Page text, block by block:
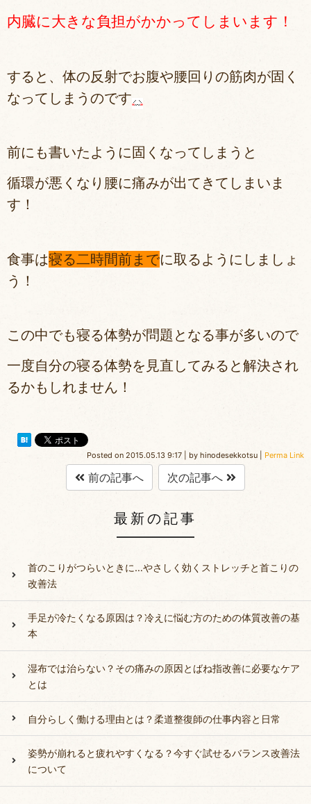
内臓に大きな負担がかかってしまいます！
すると、体の反射でお腹や腰回りの筋肉が固く
なってしまうのです
前にも書いたように固くなってしまうと
循環が悪くなり腰に痛みが出てきてしまいま
す！
食事は寝る二時間前までに取るようにしましょ
う！
この中でも寝る体勢が問題となる事が多いので
一度自分の寝る体勢を見直してみると解決され
るかもしれません！
Posted on 2015.05.13 9:17 by hinodesekkotsu Perma Link
前の記事へ 次の記事へ
最新の記事
首のこりがつらいときに…やさしく効くストレッチと首こりの
改善法
手足が冷たくなる原因は？冷えに悩む方のための体質改善の基
本
湿布では治らない？その痛みの原因とばね指改善に必要なケア
とは
自分らしく働ける理由とは？柔道整復師の仕事内容と日常
姿勢が崩れると疲れやすくなる？今すぐ試せるバランス改善法
について